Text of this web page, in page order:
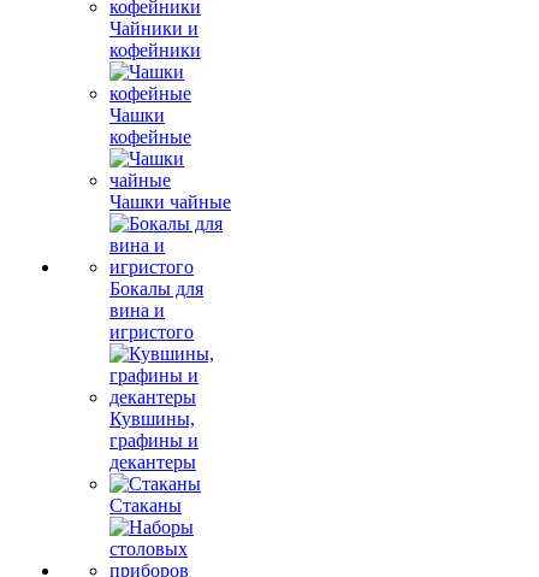
Чайники и
кофейники
Чашки
кофейные
Чашки чайные
Бокалы для
вина и
игристого
Кувшины,
графины и
декантеры
Стаканы